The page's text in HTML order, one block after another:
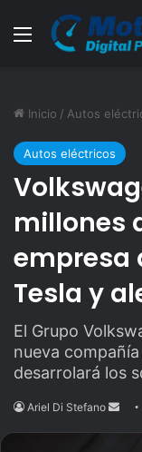
Menú
Inicio / Autos
Autos eléctricos
millones
empresa
Tesla y
El Grupo
nueva
desarrolará los
Ariel Di Stefano